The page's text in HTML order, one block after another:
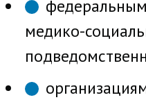
медико-